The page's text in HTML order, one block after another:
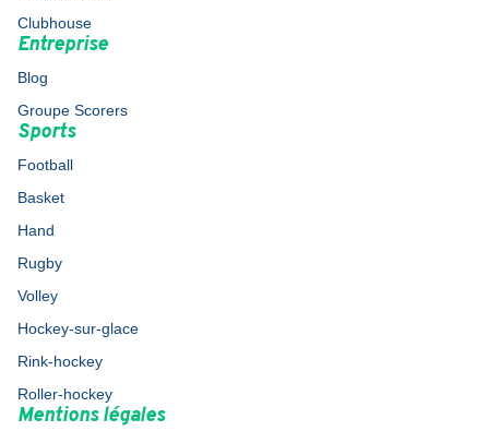
Clubhouse
Entreprise
Blog
Groupe Scorers
Sports
Football
Basket
Hand
Rugby
Volley
Hockey-sur-glace
Rink-hockey
Roller-hockey
Mentions légales